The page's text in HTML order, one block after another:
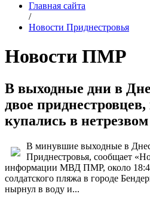
Главная сайта
/
Новости Приднестровья
Новости ПМР
В выходные дни в
двое
купались в
В минувшие выходные в
Приднестровья, сообщает
информации МВД ПМР, около
солдатского пляжа в городе
нырнул в воду и...